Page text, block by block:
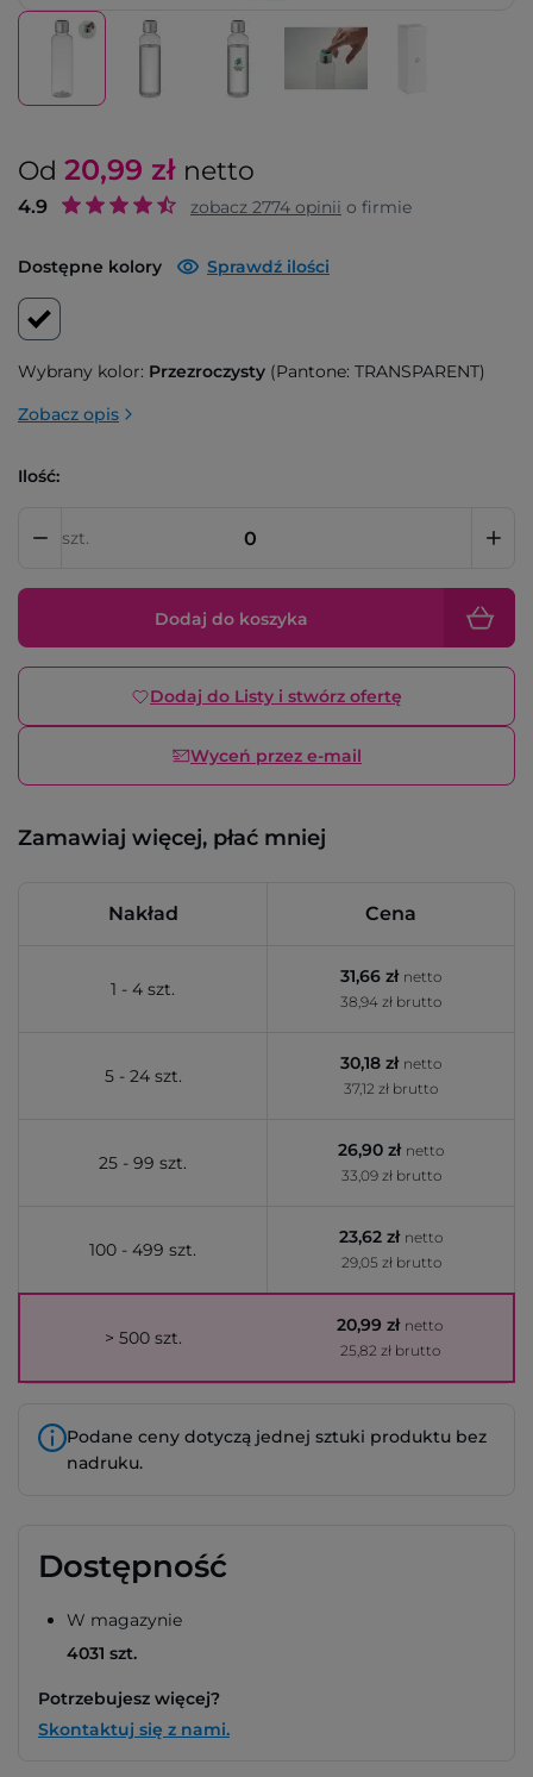
Od 20,99 zł netto
4.9 zobacz 2774 opinii o firmie
Dostępne kolory Sprawdź ilości
Wybrany kolor: Przezroczysty (Pantone: TRANSPARENT)
Zobacz opis
Ilość:
szt.
Dodaj do koszyka
Dodaj do Listy i stwórz ofertę
Wyceń przez e-mail
Zamawiaj więcej, płać mniej
Nakład Cena
1 - 4 szt.
31,66 zł netto
38,94 zł brutto
5 - 24 szt.
30,18 zł netto
37,12 zł brutto
25 - 99 szt.
26,90 zł netto
33,09 zł brutto
100 - 499 szt.
23,62 zł netto
29,05 zł brutto
> 500 szt.
20,99 zł netto
25,82 zł brutto
Podane ceny dotyczą jednej sztuki produktu bez
nadruku.
Dostępność
W magazynie
4031 szt.
Potrzebujesz więcej?
Skontaktuj się z nami.